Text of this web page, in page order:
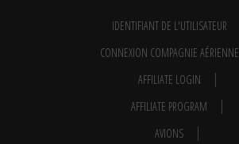
IDENTIFIANT DE L'UTILISATEUR
CONNEXION COMPAGNIE AÉRIENNE
AFFILIATE LOGIN
AFFILIATE PROGRAM
AVIONS